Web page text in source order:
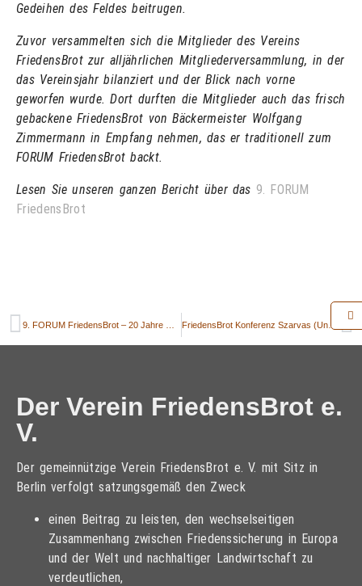
Gedeihen des Feldes beitrugen.
Zuvor versammelten sich die Mitglieder des Vereins
FriedensBrot zur alljährlichen Mitgliederversammlung, in der
das Vereinsjahr bilanziert und der Blick nach vorne
geworfen wurde. Dort durften die Mitglieder auch das frisch
gebackene FriedensBrot von Bäckermeister Wolfgang
Zimmermann in Empfang nehmen,daser traditionell zum
FORUM FriedensBrot backt.
Lesen Sie unseren ganzen Bericht über das 9. FORUM
FriedensBrot
FriedensBrot Konferenz Szarvas (Ungarn) 2025
Der Verein FriedensBrot e.
V.
Der gemeinnützige Verein FriedensBrot e. V. mit Sitz in
Berlin verfolgt satzungsgemäß den Zweck
einen Beitrag zu leisten, den wechselseitigen
Zusammenhang zwischen Friedenssicherung in Europa
und der Welt und nachhaltiger Landwirtschaft zu
verdeutlichen,